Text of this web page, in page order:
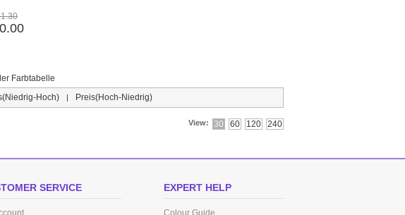
Farbtabelle
Hoch) | Preis(Hoch-Niedrig)
View: 30 60 120 240
SERVICE EXPERT HELP
Colour Guide